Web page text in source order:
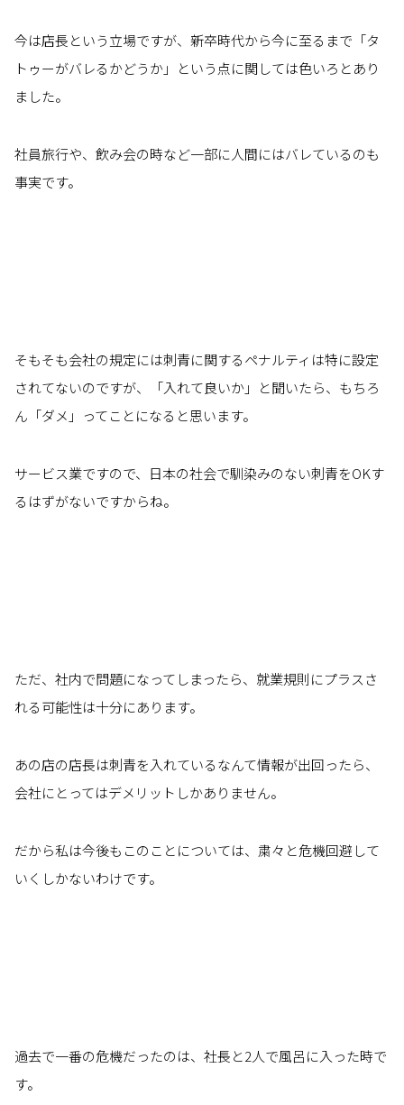
今は店長という立場ですが、新卒時代から今に至るまで「タ
トゥーがバレるかどうか」という点に関しては色いろとあり
ました。
社員旅行や、飲み会の時など一部に人間にはバレているのも
事実です。
そもそも会社の規定には刺青に関するペナルティは特に設定
されてないのですが、「入れて良いか」と聞いたら、もちろ
ん「ダメ」ってことになると思います。
サービス業ですので、日本の社会で馴染みのない刺青をOKす
るはずがないですからね。
ただ、社内で問題になってしまったら、就業規則にプラスさ
れる可能性は十分にあります。
あの店の店長は刺青を入れているなんて情報が出回ったら、
会社にとってはデメリットしかありません。
だから私は今後もこのことについては、粛々と危機回避して
いくしかないわけです。
過去で一番の危機だったのは、社長と2人で風呂に入った時で
す。